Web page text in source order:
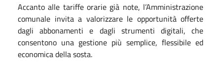
Accanto alle tariffe orarie già note, l’Amministrazione
comunale invita a valorizzare le opportunità offerte
dagli abbonamenti e dagli strumenti digitali, che
consentono una gestione più semplice, flessibile ed
economica della sosta.